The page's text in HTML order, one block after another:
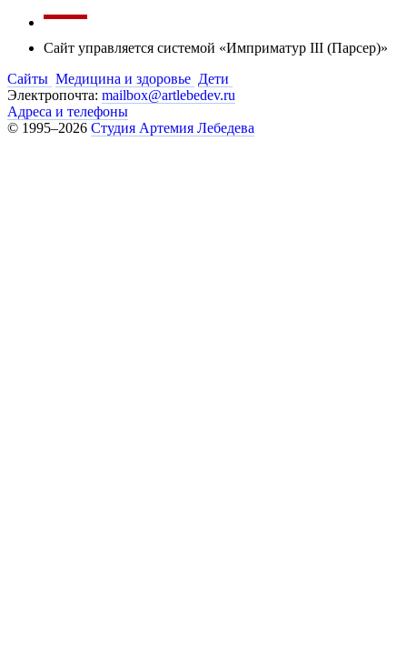
Сайт управляется системой «Имприматур III (Парсер)»
Сайты Медицина и здоровье Дети
Электропочта: mailbox@artlebedev.ru
Адреса и телефоны
© 1995–2026 Студия Артемия Лебедева